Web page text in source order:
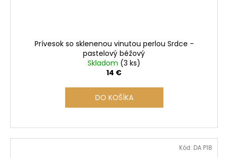
Prívesok so sklenenou vinutou perlou Srdce -
pastelový béžový
Skladom (3 ks)
14 €
DO KOŠÍKA
Kód: DA P18